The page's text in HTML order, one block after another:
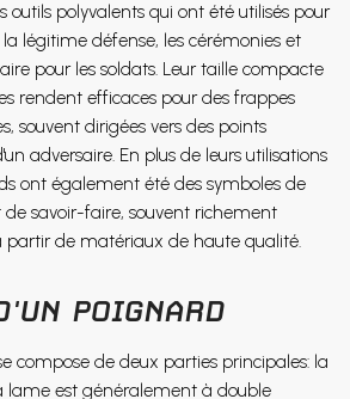
outils polyvalents qui ont été utilisés pour
légitime défense, les cérémonies et
pour les soldats. Leur taille compacte
rendent efficaces pour des frappes
souvent dirigées vers des points
adversaire. En plus de leurs utilisations
ont également été des symboles de
de savoir-faire, souvent richement
partir de matériaux de haute qualité.
POIGNARD
compose de deux parties principales: la
lame est généralement à double